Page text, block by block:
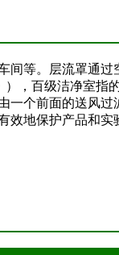
等。层流罩通
，百级洁净室指
一个前面的送风
地保护产品和实